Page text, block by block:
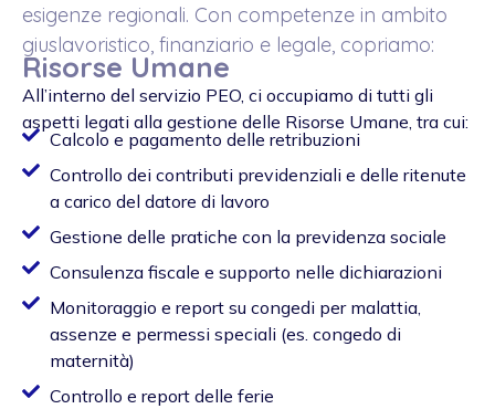
esigenze regionali. Con competenze in ambito
giuslavoristico, finanziario e legale, copriamo:
Risorse Umane
All’interno del servizio PEO, ci occupiamo di tutti gli
aspetti legati alla gestione delle Risorse Umane, tra cui:
Calcolo e pagamento delle retribuzioni
Controllo dei contributi previdenziali e delle ritenute
a carico del datore di lavoro
Gestione delle pratiche con la previdenza sociale
Consulenza fiscale e supporto nelle dichiarazioni
Monitoraggio e report su congedi per malattia,
assenze e permessi speciali (es. congedo di
maternità)
Controllo e report delle ferie